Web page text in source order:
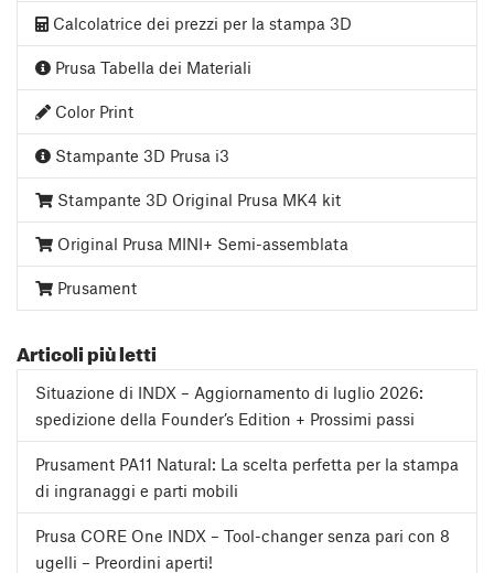
Calcolatrice dei prezzi per la stampa 3D
Prusa Tabella dei Materiali
Color Print
Stampante 3D Prusa i3
Stampante 3D Original Prusa MK4 kit
Original Prusa MINI+ Semi-assemblata
Prusament
Articoli più letti
Situazione di INDX – Aggiornamento di luglio 2026:
spedizione della Founder’s Edition + Prossimi passi
Prusament PA11 Natural: La scelta perfetta per la stampa
di ingranaggi e parti mobili
Prusa CORE One INDX – Tool-changer senza pari con 8
ugelli – Preordini aperti!